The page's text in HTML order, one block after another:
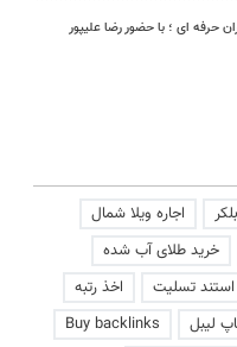
حرفه ای ؛ با حضور رضا علیپور
اجاره ویلا شمال
خرید طلای آب شده
استند تسلیت
اخذ رتبه
لیبل
Buy backlinks